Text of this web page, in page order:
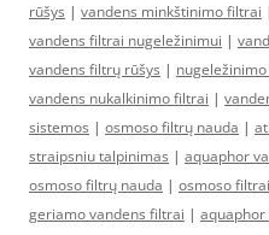
rūšys | vandens minkštinimo filtrai
vandens filtrai nugeležinimui |
vandens filtrų rūšys |
vandens nukalkinimo filtrai |
sistemos | osmoso filtrų nauda |
straipsniu talpinimas | aquaphor
osmoso filtrų nauda | osmoso filtrai
geriamo vandens filtrai |